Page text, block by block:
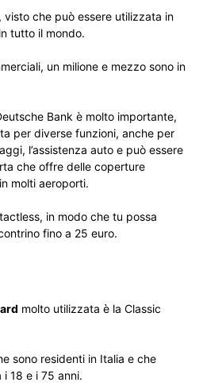
che può essere utilizzata in
tutto il mondo.
un milione e mezzo sono in
Bank è molto importante,
per diverse funzioni, anche per
l’assistenza auto e può essere
che offre delle coperture
molti aeroporti.
in modo che tu possa
fino a 25 euro.
molto utilizzata è la Classic
sono residenti in Italia e che
i 18 e i 75 anni.